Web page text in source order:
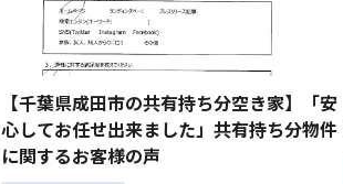
【千葉県成田市の共有持ち分空き家】「安
心してお任せ出来ました」共有持ち分物件
に関するお客様の声